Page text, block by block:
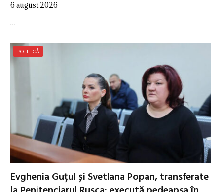
6 august 2026
…
POLITICĂ
Evghenia Guțul și Svetlana Popan, transferate